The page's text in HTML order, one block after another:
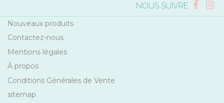
NOUS SUIVRE
Nouveaux produits
Contactez-nous
Mentions légales
À propos
Conditions Générales de Vente
sitemap